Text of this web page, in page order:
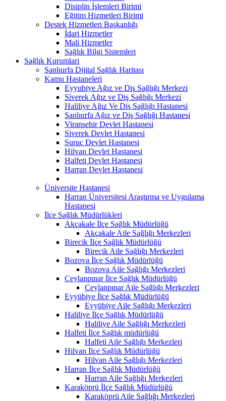
Disiplin İşlemleri Birimi
Eğitim Hizmetleri Birimi
Destek Hizmetleri Başkanlığı
İdari Hizmetler
Mali Hizmetler
Sağlık Bilgi Sistemleri
Sağlık Kurumları
Şanlıurfa Dijital Sağlık Haritası
Kamu Hastaneleri
Eyyubiye Ağız ve Diş Sağlığı Merkezi
Siverek Ağız ve Diş Sağlığı Merkezi
Haliliye Ağız Ve Diş Sağlığı Hastanesi
Şanlıurfa Ağız ve Diş Sağlığı Hastanesi
Viransehir Devlet Hastanesi
Siverek Devlet Hastanesi
Suruç Devlet Hastanesi
Hilvan Devlet Hastanesi
Halfeti Devlet Hastanesi
Harran Devlet Hastanesi
Üniversite Hastanesi
Harran Üniversitesi Araştırma ve Uygulama
Hastanesi
İlçe Sağlık Müdürlükleri
Akçakale İlçe Sağlık Müdürlüğü
Akçakale Aile Sağlığı Merkezleri
Birecik İlçe Sağlık Müdürlüğü
Birecik Aile Sağlığı Merkezleri
Bozova İlçe Sağlık Müdürlüğü
Bozova Aile Sağlığı Merkezleri
Ceylanpınar İlçe Sağlık Müdürlüğü
Ceylanpınar Aile Sağlığı Merkezleri
Eyyübiye İlçe Sağlık Müdürlüğü
Eyyübiye Aile Sağlığı Merkezleri
Haliliye İlçe Sağlık Müdürlüğü
Haliliye Aile Sağlığı Merkezleri
Halfeti İlçe Sağlık müdürlüğü
Halfeti Aile Sağlığı Merkezleri
Hilvan İlçe Sağlık Müdürlüğü
Hilvan Aile Sağlığı Merkezleri
Harran İlçe Sağlık Müdürlüğü
Harran Aile Sağlığı Merkezleri
Karaköprü İlçe Sağlık Müdürlüğü
Karaköprü Aile Sağlığı Merkezleri